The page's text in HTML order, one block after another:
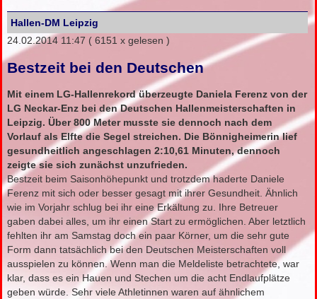
Hallen-DM Leipzig
24.02.2014 11:47 ( 6151 x gelesen )
Bestzeit bei den Deutschen
Mit einem LG-Hallenrekord überzeugte Daniela Ferenz von der
LG Neckar-Enz bei den Deutschen Hallenmeisterschaften in
Leipzig. Über 800 Meter musste sie dennoch nach dem
Vorlauf als Elfte die Segel streichen. Die Bönnigheimerin lief
gesundheitlich angeschlagen 2:10,61 Minuten, dennoch
zeigte sie sich zunächst unzufrieden.
Bestzeit beim Saisonhöhepunkt und trotzdem haderte Daniele
Ferenz mit sich oder besser gesagt mit ihrer Gesundheit. Ähnlich
wie im Vorjahr schlug bei ihr eine Erkältung zu. Ihre Betreuer
gaben dabei alles, um ihr einen Start zu ermöglichen. Aber letztlich
fehlten ihr am Samstag doch ein paar Körner, um die sehr gute
Form dann tatsächlich bei den Deutschen Meisterschaften voll
ausspielen zu können. Wenn man die Meldeliste betrachtete, war
klar, dass es ein Hauen und Stechen um die acht Endlaufplätze
geben würde. Sehr viele Athletinnen waren auf ähnlichem